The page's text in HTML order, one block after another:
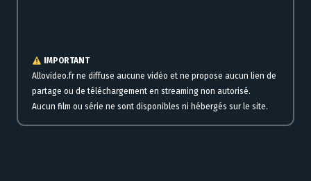
IMPORTANT
Allovideo.fr ne diffuse aucune vidéo et ne propose aucun lien de
partage ou de téléchargement en streaming non autorisé.
Aucun film ou série ne sont disponibles ni hébergés sur le site.